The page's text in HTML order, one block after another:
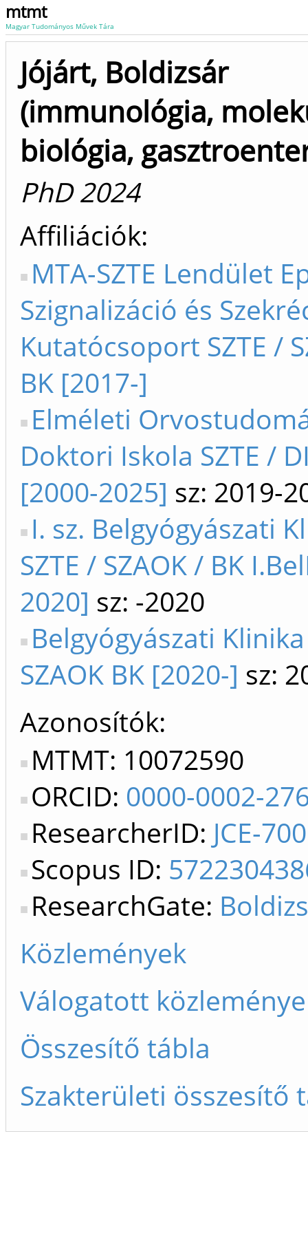
mtmt
Magyar Tudományos Művek Tára
Jójárt, Boldizsár
(immunológia,
biológia,
PhD 2024
Affiliációk
MTA-SZTE Lendület
Szignalizáció és
Kutatócsoport SZTE /
BK [2017-]
Elméleti
Doktori Iskola SZTE /
[2000-2025] sz: 2019-
I. sz. Belgyógyászati
SZTE / SZAOK / BK
2020] sz: -2020
Belgyógyászati Klinika
SZAOK BK [2020-] sz:
Azonosítók
MTMT: 10072590
ORCID: 0000-0002-
ResearcherID: JCE-
Scopus ID:
ResearchGate:
Közlemények
Válogatott
Összesítő tábla
Szakterületi összesítő